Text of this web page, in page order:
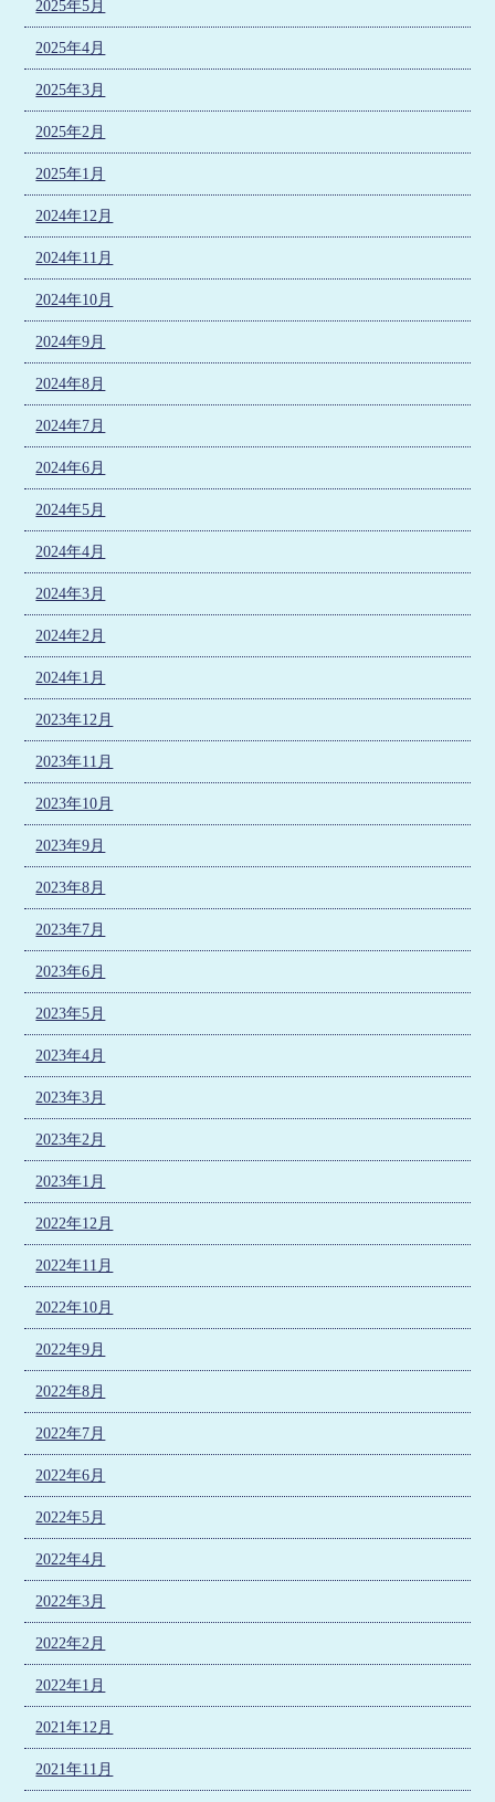
2025年5月
2025年4月
2025年3月
2025年2月
2025年1月
2024年12月
2024年11月
2024年10月
2024年9月
2024年8月
2024年7月
2024年6月
2024年5月
2024年4月
2024年3月
2024年2月
2024年1月
2023年12月
2023年11月
2023年10月
2023年9月
2023年8月
2023年7月
2023年6月
2023年5月
2023年4月
2023年3月
2023年2月
2023年1月
2022年12月
2022年11月
2022年10月
2022年9月
2022年8月
2022年7月
2022年6月
2022年5月
2022年4月
2022年3月
2022年2月
2022年1月
2021年12月
2021年11月